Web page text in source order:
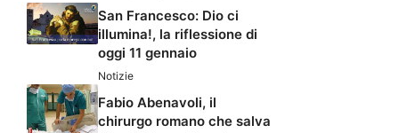
San Francesco: Dio ci
illumina!, la riflessione di
oggi 11 gennaio
Notizie
Fabio Abenavoli, il
chirurgo romano che salva